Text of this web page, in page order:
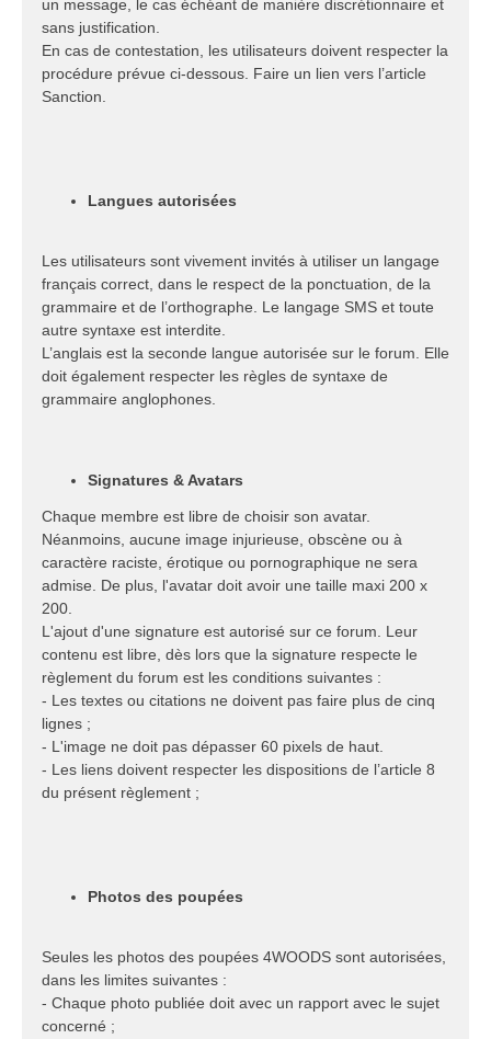
un message, le cas échéant de manière discrétionnaire et
sans justification.
En cas de contestation, les utilisateurs doivent respecter la
procédure prévue ci-dessous. Faire un lien vers l’article
Sanction.
Langues autorisées
Les utilisateurs sont vivement invités à utiliser un langage
français correct, dans le respect de la ponctuation, de la
grammaire et de l’orthographe. Le langage SMS et toute
autre syntaxe est interdite.
L’anglais est la seconde langue autorisée sur le forum. Elle
doit également respecter les règles de syntaxe de
grammaire anglophones.
Signatures & Avatars
Chaque membre est libre de choisir son avatar.
Néanmoins, aucune image injurieuse, obscène ou à
caractère raciste, érotique ou pornographique ne sera
admise. De plus, l'avatar doit avoir une taille maxi 200 x
200.
L'ajout d'une signature est autorisé sur ce forum. Leur
contenu est libre, dès lors que la signature respecte le
règlement du forum est les conditions suivantes :
- Les textes ou citations ne doivent pas faire plus de cinq
lignes ;
- L'image ne doit pas dépasser 60 pixels de haut.
- Les liens doivent respecter les dispositions de l’article 8
du présent règlement ;
Photos des poupées
Seules les photos des poupées 4WOODS sont autorisées,
dans les limites suivantes :
- Chaque photo publiée doit avec un rapport avec le sujet
concerné ;